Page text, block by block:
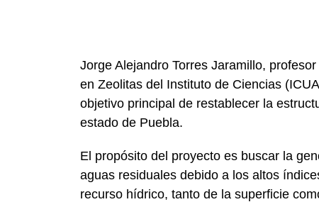
Jorge Alejandro Torres Jaramillo,
en Zeolitas del Instituto de Ciencias
objetivo principal de restablecer la
estado de Puebla.
El propósito del proyecto es buscar la
aguas residuales debido a los altos
recurso hídrico, tanto de la superficie